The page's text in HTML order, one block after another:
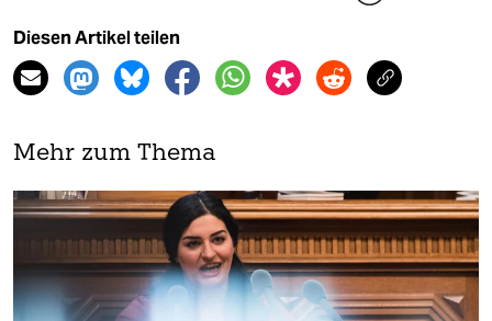
Diesen Artikel teilen
Mehr zum Thema